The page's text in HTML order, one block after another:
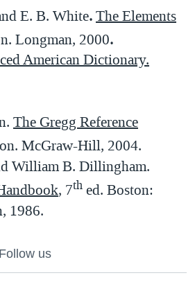
E. B. White.The Elements
Longman, 2000.
American Dictionary.
The Gregg Reference
McGraw-Hill, 2004.
William B. Dillingham.
, 7th ed. Boston:
1986.
Follow us